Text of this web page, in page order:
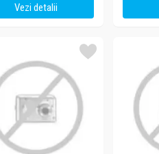
Vezi detalii